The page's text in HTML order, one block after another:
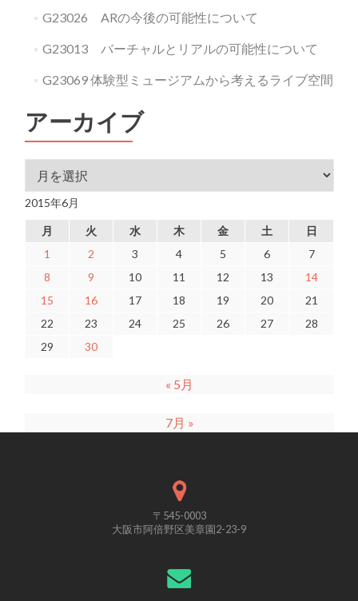
G23026 ARの今後の可能性について
G23013 バーチャルとリアルの可能性について
G23069 体験型ミュージアムから考えるライブ空間
アーカイブ
アーカイブ
2015年6月
月 火 水 木 金 土
日
1
2 3 4 5 6
7
8
9 10 11 12 13
14
15
16 17 18 19 20
21
22
23 24 25 26 27
28
29
30
« 5月
7月 »
〒545-0003
大阪市阿倍野区美章園2-23-9